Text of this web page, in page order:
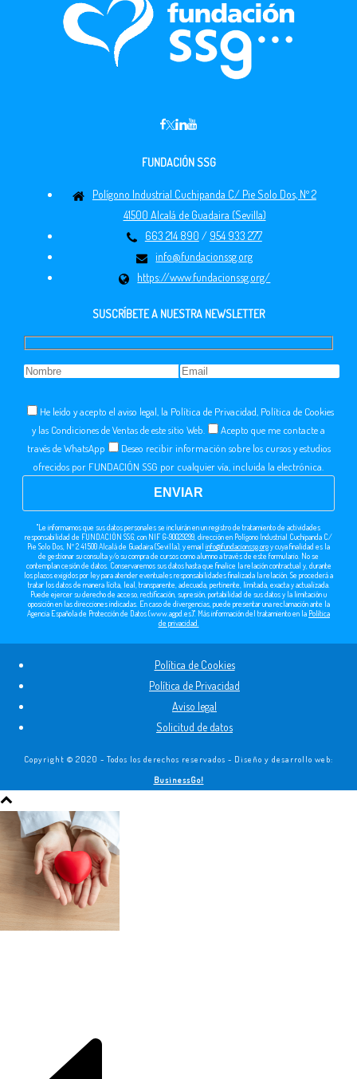
FUNDACIÓN SSG
Polígono Industrial Cuchipanda C/ Pie Solo Dos, Nº 2
41500 Alcalá de Guadaira (Sevilla)
663 214 890 / 954 933 277
info@fundacionssg.org
https://www.fundacionssg.org/
SUSCRÍBETE A NUESTRA NEWSLETTER
He leído y acepto el aviso legal, la Política de Privacidad, Política de Cookies
y las Condiciones de Ventas de este sitio Web.
Acepto que me contacte a
través de WhatsApp
Deseo recibir información sobre los cursos y estudios
ofrecidos por FUNDACIÓN SSG por cualquier vía, incluida la electrónica.
"Le informamos que sus datos personales se incluirán en un registro de tratamiento de actividades
responsabilidad de FUNDACIÓN SSG, con NIF G-90029299, dirección en Polígono Industrial Cuchipanda C/
Pie Solo Dos, Nº 2 41500 Alcalá de Guadaira (Sevilla), y email info@fundacionssg.orgy cuya finalidad es la
de gestionar su consulta y/o su compra de cursos como alumno a través de este formulario. No se
contemplan cesión de datos. Conservaremos sus datos hasta que finalice la relación contractual y, durante
los plazos exigidos por ley para atender eventuales responsabilidades finalizada la relación. Se procederá a
tratar los datos de manera lícita, leal, transparente, adecuada, pertinente, limitada, exacta y actualizada.
Puede ejercer su derecho de acceso, rectificación, supresión, portabilidad de sus datos y la limitación u
oposición en las direcciones indicadas. En caso de divergencias, puede presentar una reclamación ante la
Agencia Española de Protección de Datos (www.agpd.es)". Más información del tratamiento en la Política
de privacidad.
Copyright © 2020 - Todos los derechos reservados - Diseño y desarrollo web:
BusinessGo!
Política de Cookies
Política de Privacidad
Aviso legal
Solicitud de datos